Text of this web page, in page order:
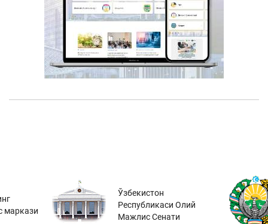
маркази
Ўзбекистон
Республикаси Олий
Мажлис Сенати